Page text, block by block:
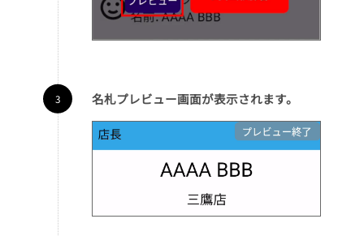
名札プレビュー画面が表示されます。